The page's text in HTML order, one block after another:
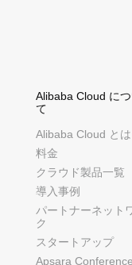
Alibaba Cloud に
て
Alibaba Cloud とは
料金
クラウド製品一覧
導入事例
パートナーネット
ク
スタートアップ
Apsara Conference